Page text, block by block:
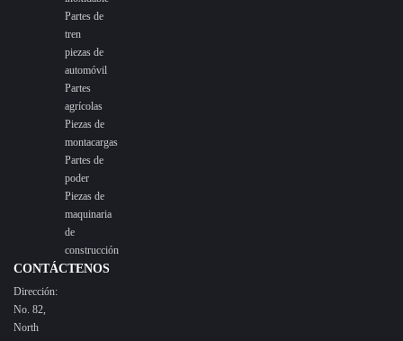
Partes de
tren
piezas de
automóvil
Partes
agrícolas
Piezas de
montacargas
Partes de
poder
Piezas de
maquinaria
de
construcción
CONTÁCTENOS
Dirección:
No. 82,
North